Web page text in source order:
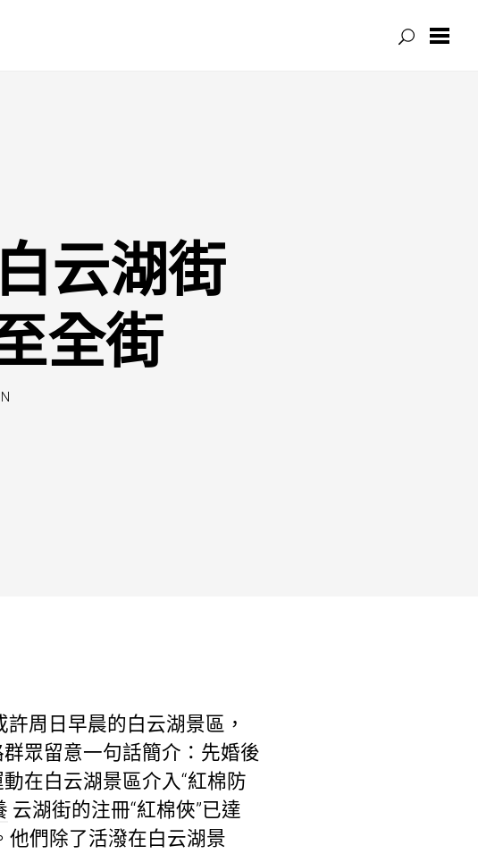
云湖街
全街
許周日早晨的白云湖景區，
眾留意一句話簡介：先婚後
在白云湖景區介入“紅棉防
云湖街的注冊“紅棉俠”已達
他們除了活潑在白云湖景